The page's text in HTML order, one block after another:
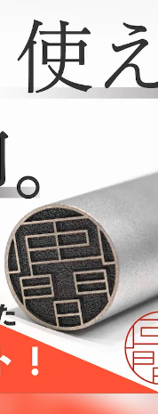
音楽
ゲーム・サービス開発
CAMPFIRE
CAMPFIRE